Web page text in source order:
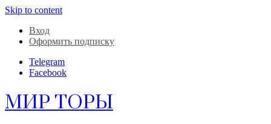
Skip to content
Вход
Оформить подписку
Telegram
Facebook
МИР ТОРЫ